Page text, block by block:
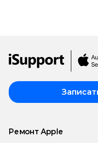
Ремонт Apple